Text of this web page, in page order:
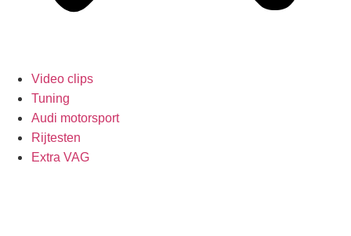
Video clips
Tuning
Audi motorsport
Rijtesten
Extra VAG